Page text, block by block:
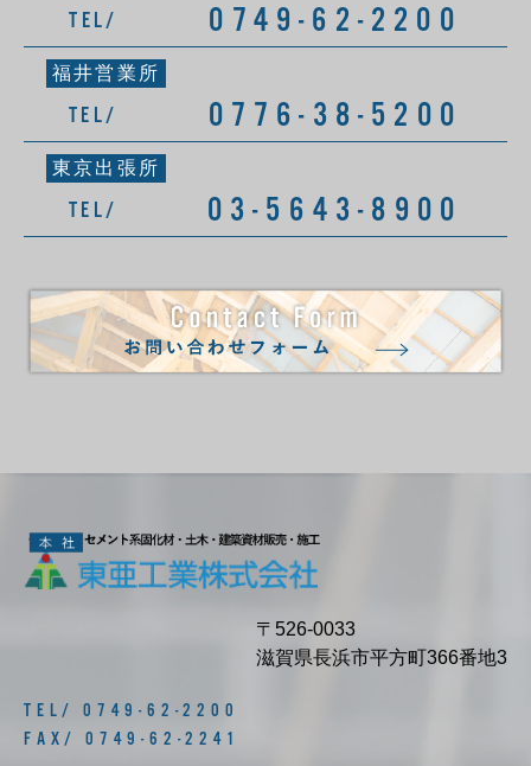
TEL/ 0749-62-2200
福井営業所
TEL/ 0776-38-5200
東京出張所
TEL/ 03-5643-8900
〒526-0033
滋賀県長浜市平方町366番地3
TEL/ 0749-62-2200
FAX/ 0749-62-2241